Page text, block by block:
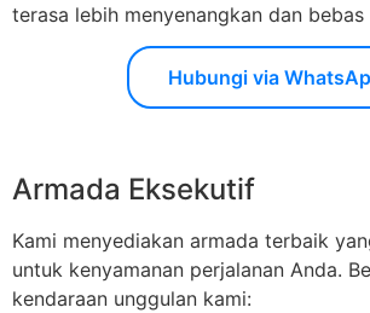
terasa lebih menyenangkan dan bebas
Hubungi via
Armada Eksekutif
Kami menyediakan armada terbaik
untuk kenyamanan perjalanan Anda.
kendaraan unggulan kami: